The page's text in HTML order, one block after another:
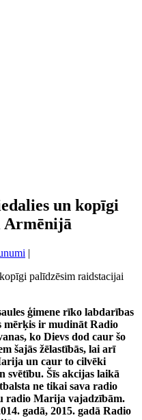
un kopīgi
Armēnijā
|
ģimene rīko labdarības
ir mudināt Radio
ko Dievs dod caur šo
šajās žēlastībās, lai arī
un caur to cilvēki
svētību. Šīs akcijas laikā
ne tikai sava radio
radio Marija vajadzībām.
gadā, 2015. gadā Radio